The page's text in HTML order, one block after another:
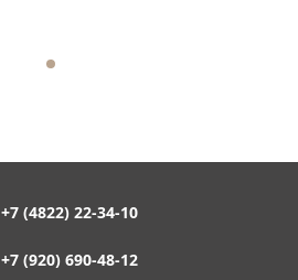
+7 (4822) 22-34-10
+7 (920) 690-48-12